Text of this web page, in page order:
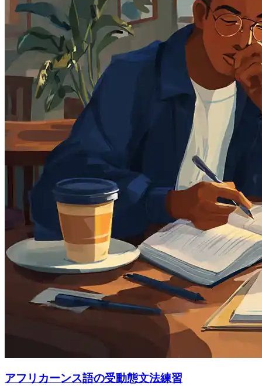
アフリカーンス語の受動態文法練習